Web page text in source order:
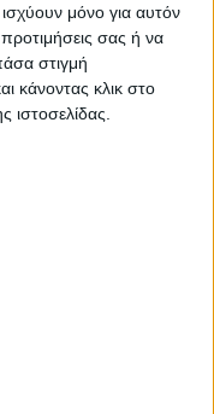
μόνο για αυτόν
σας ή να
στιγμή
κάνοντας κλικ στο
βρίσκονται στην
τους και η
οι